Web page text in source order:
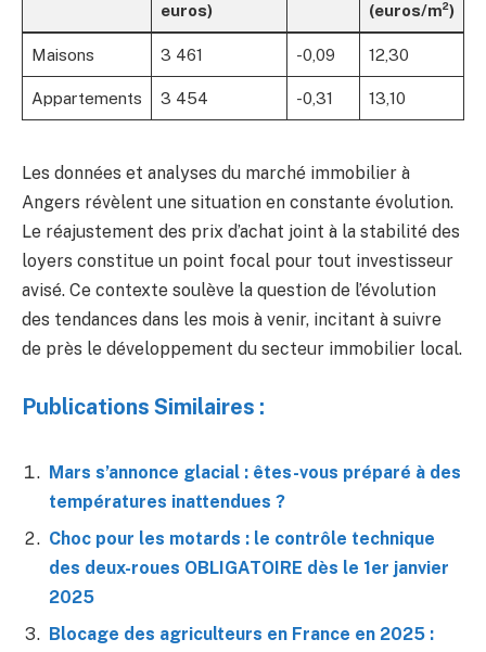
euros)
(euros/m²)
Maisons 3 461 -0,09 12,30
Appartements 3 454 -0,31 13,10
Les données et analyses du marché immobilier à
Angers révèlent une situation en constante évolution.
Le réajustement des prix d’achat joint à la stabilité des
loyers constitue un point focal pour tout investisseur
avisé. Ce contexte soulève la question de l’évolution
des tendances dans les mois à venir, incitant à suivre
de près le développement du secteur immobilier local.
Publications Similaires :
Mars s’annonce glacial : êtes-vous préparé à des
températures inattendues ?
Choc pour les motards : le contrôle technique
des deux-roues OBLIGATOIRE dès le 1er janvier
2025
Blocage des agriculteurs en France en 2025 :